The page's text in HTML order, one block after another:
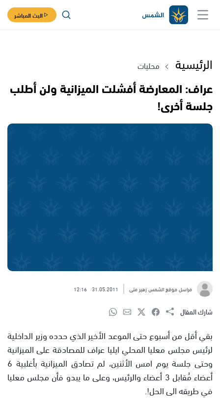
البث المباشر
الرئيسية محليات
عراف: المعارضة أفشلت الميزانية ولن أطلب
جلسة أخرى!
مراسل موقع الشمس زهير متى 31.05.2011
12:16
شارك المقال
بقي أقل من أسبوع حتى الموعد الأخير الذي حدده وزير الداخلية
لرئيس مجلس معليا المحلي ايليا عراف للمصادقة على الميزانية
وحتى جلسة يوم امس الأثنين، لم تصادق الميزانية بأغلبية 6
أعضاء مُقابل 3 أعضاء والرئيس، وعلى ما يبدو فأن مجلس معليا
في طريقه الى الحل!.